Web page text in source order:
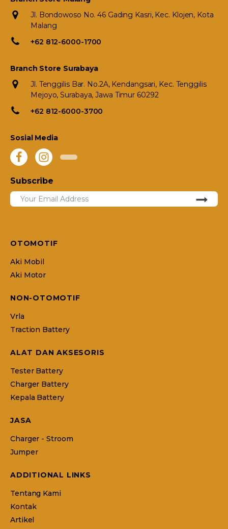
Jl. Bondowoso No. 46 Gading Kasri, Kec. Klojen, Kota
Malang
+62 812-6000-1700
Branch Store Surabaya
Jl. Tenggilis Bar. No.2A, Kendangsari, Kec. Tenggilis
Mejoyo, Surabaya, Jawa Timur 60292
+62 812-6000-3700
Sosial Media
Subscribe
OTOMOTIF
Aki Mobil
Aki Motor
NON-OTOMOTIF
Vrla
Traction Battery
ALAT DAN AKSESORIS
Tester Battery
Charger Battery
Kepala Battery
JASA
Charger - Stroom
Jumper
ADDITIONAL LINKS
Tentang Kami
Kontak
Artikel